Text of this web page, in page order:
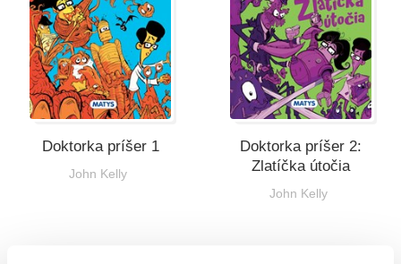
Doktorka príšer 1
John Kelly
Doktorka príšer 2:
Zlatíčka útočia
John Kelly